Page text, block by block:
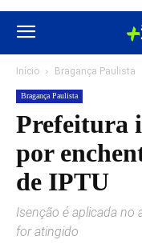
Início Bragança Paulista
Bragança Paulista
Prefeitura
por
de IPTU
Isenção é aplicada no
for atingido